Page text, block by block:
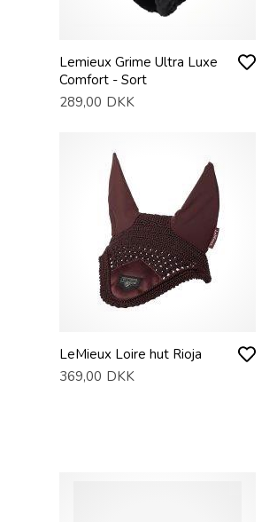
Lemieux Grime Ultra Luxe
Comfort - Sort
289,00 DKK
LeMieux Loire hut Rioja
369,00 DKK